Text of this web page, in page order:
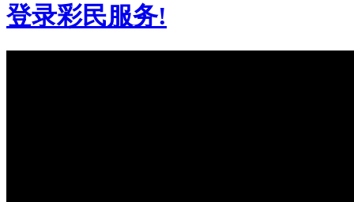
登录彩民服务!